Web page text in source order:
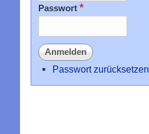
Passwort
Passwort zurücksetzen